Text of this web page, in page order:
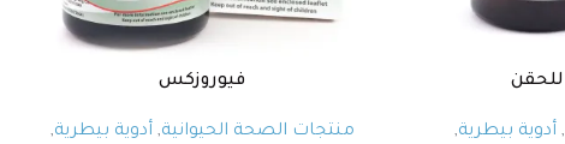
, أدوية بيطرية,
فيوروزكس
منتجات الصحة الحيوانية, أدوية بيطرية,